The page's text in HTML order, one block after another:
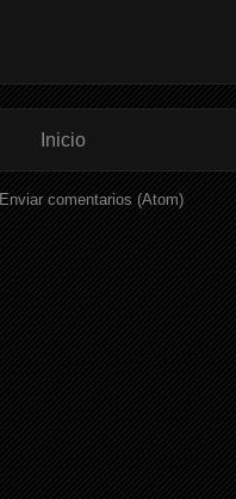
Inicio
Enviar comentarios (Atom)